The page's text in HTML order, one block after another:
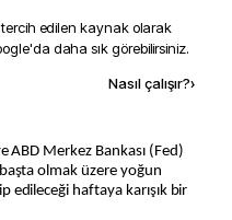
edilen kaynak olarak
daha sık görebilirsiniz.
Nasıl çalışır?›
olmak üzere yoğun
haftaya karışık bir